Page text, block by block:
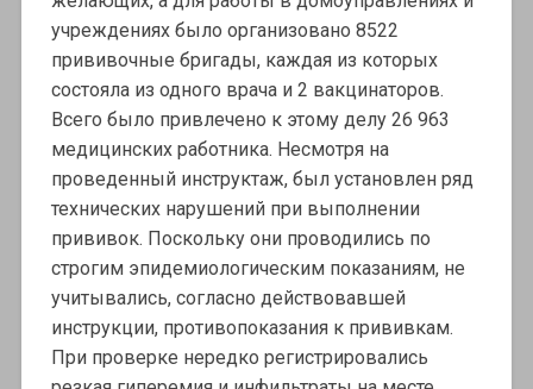
учреждениях было организовано 8522
прививочные бригады, каждая из которых
состояла из одного врача и 2 вакцинаторов.
Всего было привлечено к этому делу 26 963
медицинских работника. Несмотря на
проведенный инструктаж, был установлен ряд
технических нарушений при выполнении
прививок. Поскольку они проводились по
строгим эпидемиологическим показаниям, не
учитывались, согласно действовавшей
инструкции, противопоказания к прививкам.
При проверке нередко регистрировались